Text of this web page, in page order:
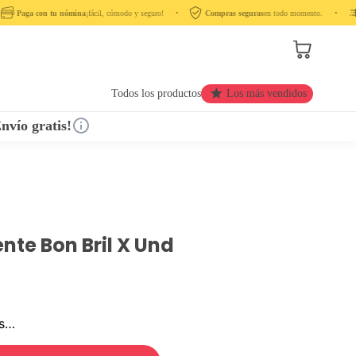
Paga con tu nómina¡fácil, cómodo y seguro! ‎ ‎ ‎ ‎ •‎ ‎ ‎ ‎ Compras segurasen todo momento. ‎ ‎ ‎ ‎ •‎ ‎ ‎ ‎ ‎
Todos los productos Los más vendidos
gratis!
Bon Bril X Und